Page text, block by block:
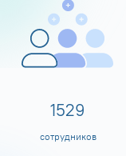
1600
сотрудников